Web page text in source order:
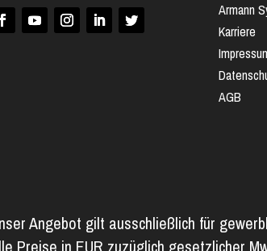
Armann
Karriere
AGB
Angebot gilt ausschließlich für
Preise in EUR zuzüglich gesetzlicher